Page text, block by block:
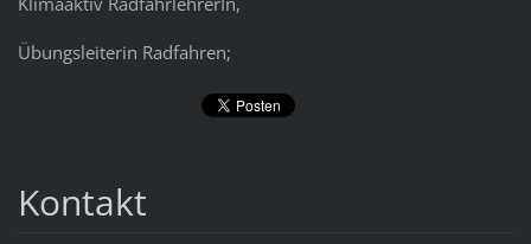
Übungsleiterin Radfahren;
Kontakt